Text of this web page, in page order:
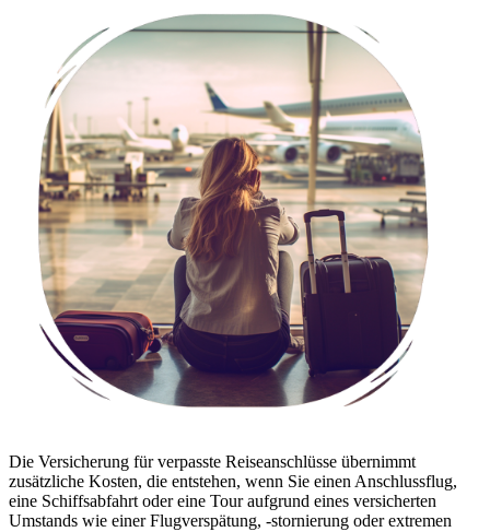
Die Versicherung für verpasste Reiseanschlüsse übernimmt
zusätzliche Kosten, die entstehen, wenn Sie einen Anschlussflug,
eine Schiffsabfahrt oder eine Tour aufgrund eines versicherten
Umstands wie einer Flugverspätung, -stornierung oder extremen